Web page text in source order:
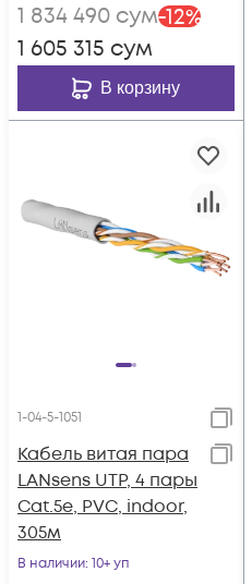
1 834 490 сум-12%
1 605 315 сум
В корзину
1-04-5-1051
Кабель витая пара
LANsens UTP, 4 пары
Cat.5e, PVC, indoor,
305м
В наличии: 10+ уп